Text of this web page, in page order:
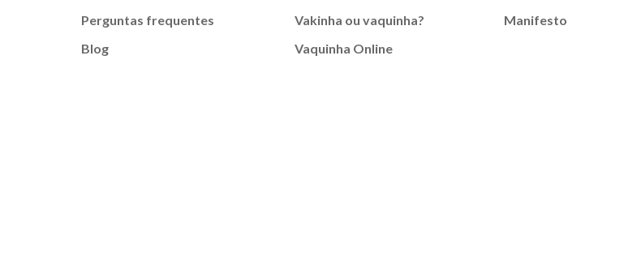
Perguntas frequentes
Blog
Vakinha ou vaquinha?
Vaquinha Online
Manifesto